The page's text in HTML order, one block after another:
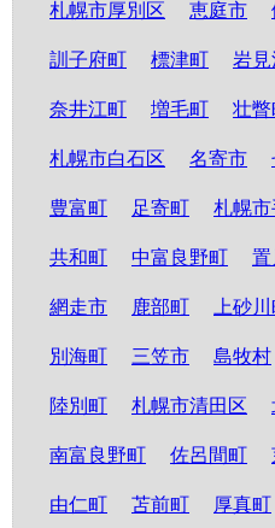
札幌市厚別区 恵庭市
訓子府町 標津町 岩
奈井江町 増毛町 壮瞥
札幌市白石区 名寄市
豊富町 足寄町 札幌
共和町 中富良野町 置
網走市 鹿部町 上砂
別海町 三笠市 島牧村
陸別町 札幌市清田区
南富良野町 佐呂間町
由仁町 苫前町 厚真町